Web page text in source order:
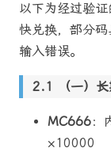
以下为经过验证
快兑换，部分
输入错误。
（一）
MC666：
×10000